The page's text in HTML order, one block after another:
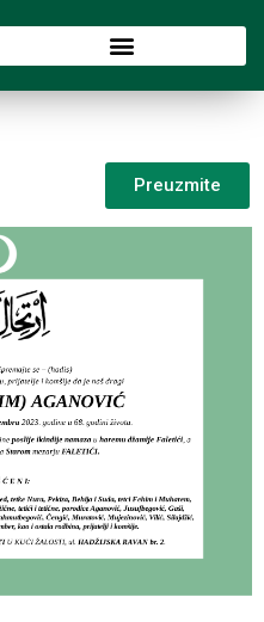
Preuzmite